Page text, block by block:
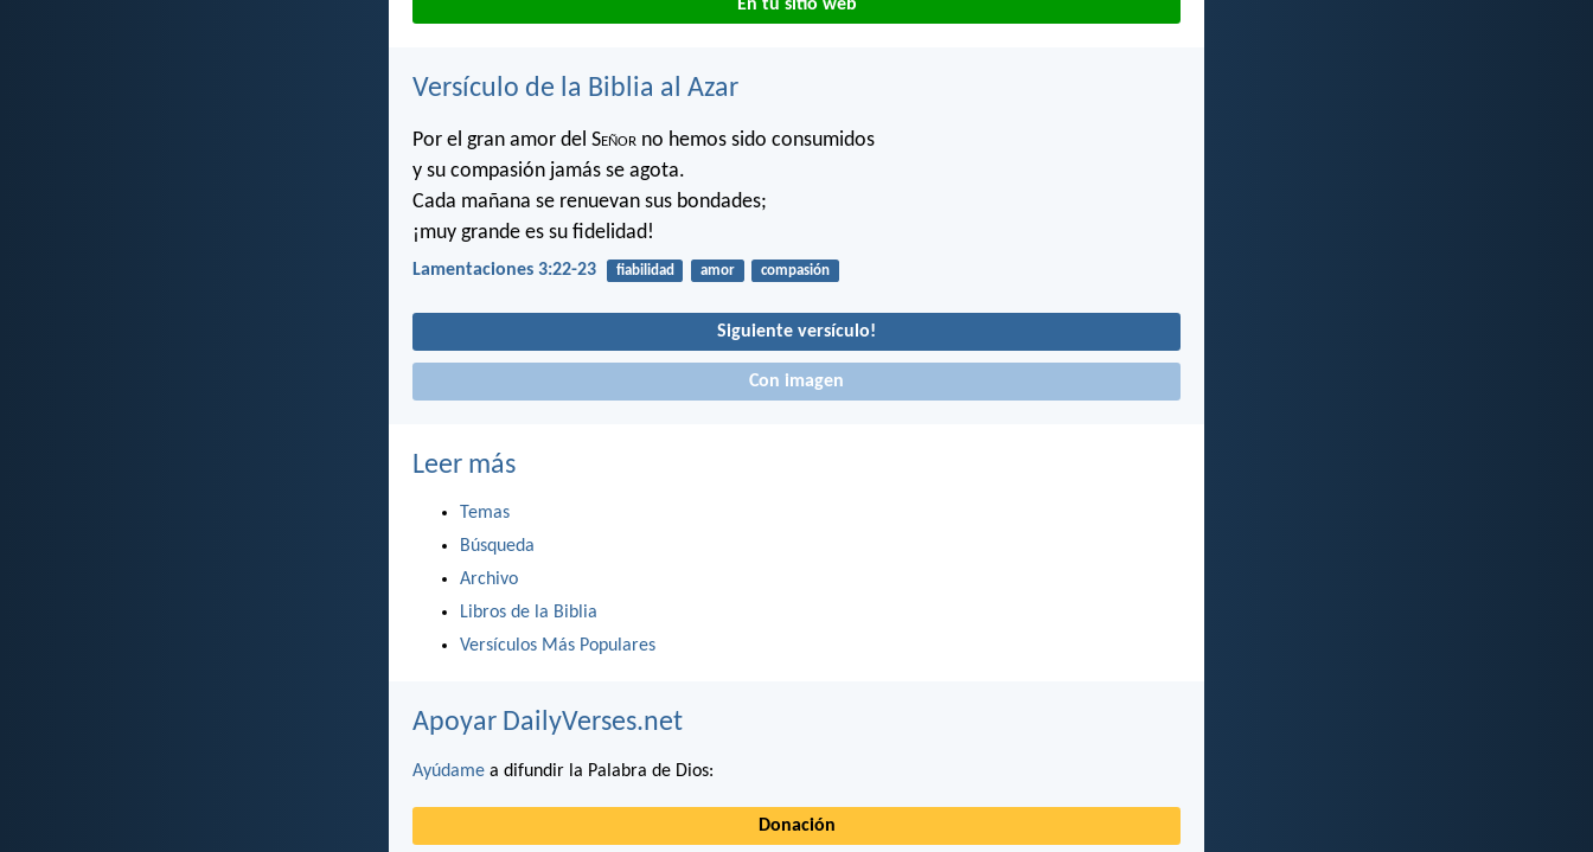
En tu sitio web
Versículo de la Biblia al Azar
Por el gran amor del Señor no hemos sido consumidos
y su compasión jamás se agota.
Cada mañana se renuevan sus bondades;
¡muy grande es su fidelidad!
Lamentaciones 3:22-23 fiabilidad amor compasión
Siguiente versículo!
Con imagen
Leer más
Temas
Búsqueda
Archivo
Libros de la Biblia
Versículos Más Populares
Apoyar DailyVerses.net
Ayúdame a difundir la Palabra de Dios:
Donación